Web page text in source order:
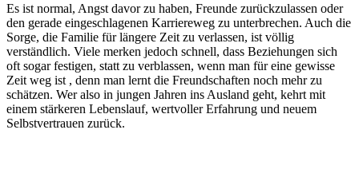
Es ist normal, Angst davor zu haben, Freunde zurückzulassen oder
den gerade eingeschlagenen Karriereweg zu unterbrechen. Auch die
Sorge, die Familie für längere Zeit zu verlassen, ist völlig
verständlich. Viele merken jedoch schnell, dass Beziehungen sich
oft sogar festigen, statt zu verblassen, wenn man für eine gewisse
Zeit weg ist , denn man lernt die Freundschaften noch mehr zu
schätzen. Wer also in jungen Jahren ins Ausland geht, kehrt mit
einem stärkeren Lebenslauf, wertvoller Erfahrung und neuem
Selbstvertrauen zurück.